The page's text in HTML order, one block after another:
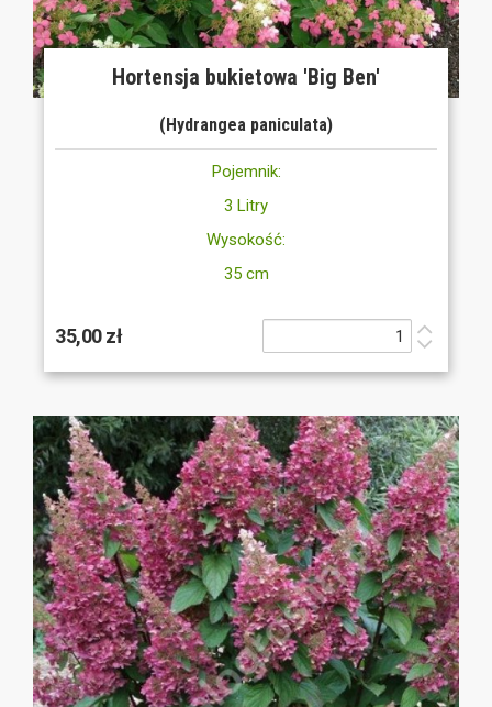
Hortensja bukietowa 'Big Ben'
(Hydrangea paniculata)
Pojemnik:
3 Litry
Wysokość:
35 cm
35,00 zł